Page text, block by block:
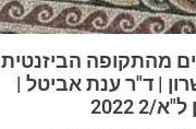
מהתקופה הביזנטית
| ד"ר ענת אביטל |
2022